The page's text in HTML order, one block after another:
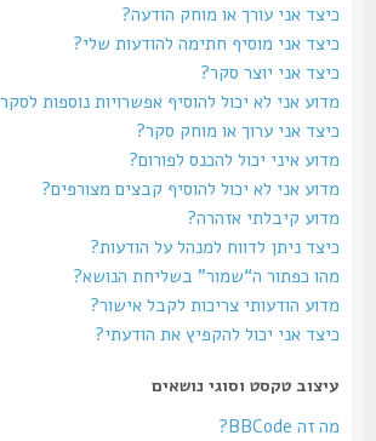
כיצד אני עורך או מוחק הודעה?
כיצד אני מוסיף חתימה להודעות שלי?
כיצד אני יוצר סקר?
מדוע אני לא יכול להוסיף אפשרויות נוספות לסקר?
כיצד אני ערוך או מוחק סקר?
מדוע איני יכול להכנס לפורום?
מדוע אני לא יכול להוסיף קבצים מצורפים?
מדוע קיבלתי אזהרה?
כיצד ניתן לדווח למנהל על הודעות?
מהו כפתור ה“שמור” בשליחת הנושא?
מדוע הודעותי צריכות לקבל אישור?
כיצד אני יכול להקפיץ את הודעתי?
עיצוב טקסט וסוגי נושאים
מה זה BBCode?